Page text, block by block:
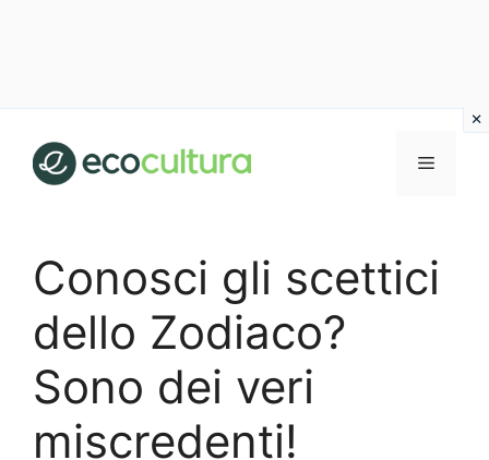
contenuto
MENU
Conosci gli scettici
dello Zodiaco?
Sono dei veri
miscredenti!